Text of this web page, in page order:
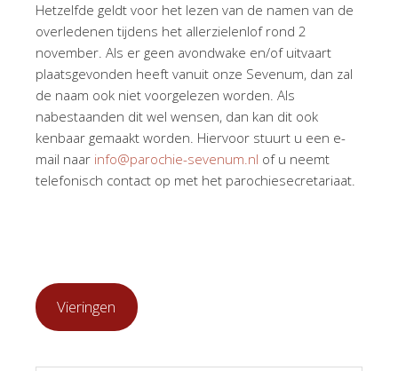
Hetzelfde geldt voor het lezen van de namen van de
overledenen tijdens het allerzielenlof rond 2
november. Als er geen avondwake en/of uitvaart
plaatsgevonden heeft vanuit onze Sevenum, dan zal
de naam ook niet voorgelezen worden. Als
nabestaanden dit wel wensen, dan kan dit ook
kenbaar gemaakt worden. Hiervoor stuurt u een e-
mail naar info@parochie-sevenum.nl of u neemt
telefonisch contact op met het parochiesecretariaat.
Vieringen